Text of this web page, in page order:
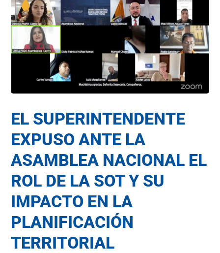
EL SUPERINTENDENTE
EXPUSO ANTE LA
ASAMBLEA NACIONAL EL
ROL DE LA SOT Y SU
IMPACTO EN LA
PLANIFICACIÓN
TERRITORIAL